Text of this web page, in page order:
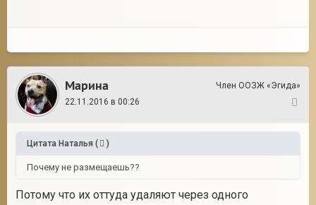
Марина
Член ООЗЖ «Эгида»
22.11.2016 в 00:26
Цитата Наталья ( )
Почему не размещаешь??
Потому что их оттуда удаляют через одного